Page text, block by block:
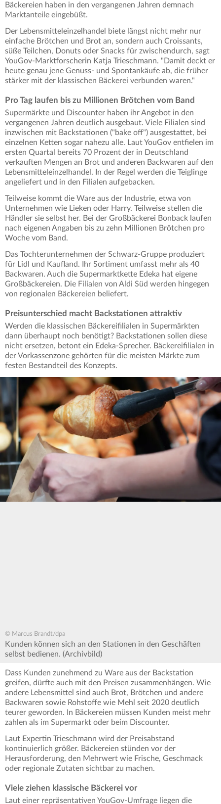
Bäckereien haben in den vergangenen Jahren demnach
Marktanteile eingebüßt.
Der Lebensmitteleinzelhandel biete längst nicht mehr nur
einfache Brötchen und Brot an, sondern auch Croissants,
süße Teilchen, Donuts oder Snacks für zwischendurch, sagt
YouGov-Marktforscherin Katja Trieschmann. "Damit deckt er
heute genau jene Genuss- und Spontankäufe ab, die früher
stärker mit der klassischen Bäckerei verbunden waren."
Pro Tag laufen bis zu Millionen Brötchen vom Band
Supermärkte und Discounter haben ihr Angebot in den
vergangenen Jahren deutlich ausgebaut. Viele Filialen sind
inzwischen mit Backstationen ("bake off") ausgestattet, bei
einzelnen Ketten sogar nahezu alle. Laut YouGov entfielen im
ersten Quartal bereits 70 Prozent der in Deutschland
verkauften Mengen an Brot und anderen Backwaren auf den
Lebensmitteleinzelhandel. In der Regel werden die Teiglinge
angeliefert und in den Filialen aufgebacken.
Teilweise kommt die Ware aus der Industrie, etwa von
Unternehmen wie Lieken oder Harry. Teilweise stellen die
Händler sie selbst her. Bei der Großbäckerei Bonback laufen
nach eigenen Angaben bis zu zehn Millionen Brötchen pro
Woche vom Band.
Das Tochterunternehmen der Schwarz-Gruppe produziert
für Lidl und Kaufland. Ihr Sortiment umfasst mehr als 40
Backwaren. Auch die Supermarktkette Edeka hat eigene
Großbäckereien. Die Filialen von Aldi Süd werden hingegen
von regionalen Bäckereien beliefert.
Preisunterschied macht Backstationen attraktiv
Werden die klassischen Bäckereifilialen in Supermärkten
dann überhaupt noch benötigt? Backstationen sollen diese
nicht ersetzen, betont ein Edeka-Sprecher. Bäckereifilialen in
der Vorkassenzone gehörten für die meisten Märkte zum
festen Bestandteil des Konzepts.
© Marcus Brandt/dpa
Kunden können sich an den Stationen in den Geschäften
selbst bedienen. (Archivbild)
Dass Kunden zunehmend zu Ware aus der Backstation
greifen, dürfte auch mit den Preisen zusammenhängen. Wie
andere Lebensmittel sind auch Brot, Brötchen und andere
Backwaren sowie Rohstoffe wie Mehl seit 2020 deutlich
teurer geworden. In Bäckereien müssen Kunden meist mehr
zahlen als im Supermarkt oder beim Discounter.
Laut Expertin Trieschmann wird der Preisabstand
kontinuierlich größer. Bäckereien stünden vor der
Herausforderung, den Mehrwert wie Frische, Geschmack
oder regionale Zutaten sichtbar zu machen.
Viele ziehen klassische Bäckerei vor
Laut einer repräsentativen YouGov-Umfrage liegen die